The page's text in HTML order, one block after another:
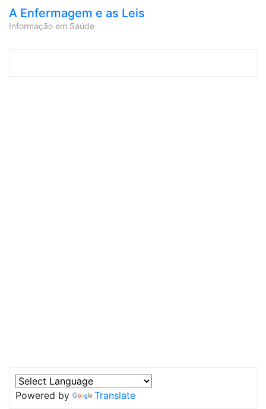
A Enfermagem e as Leis
Informação em Saúde
Powered by Translate